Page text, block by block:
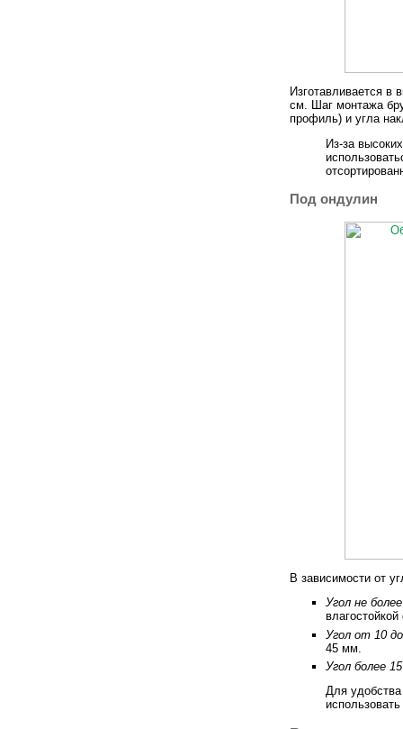
Изготавливается в
см. Шаг монтажа
профиль) и угла
Из-за
Под ондулин
В зависимости от
Угол не
Угол от 10
45 мм.
Угол более
Для